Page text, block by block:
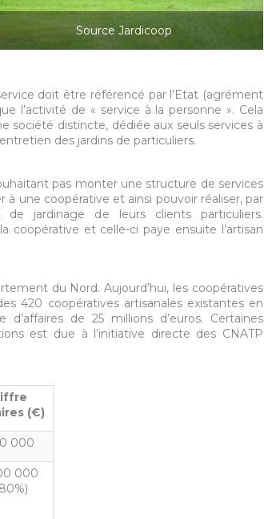
Source Jardicoop
doit être référencé par l’Etat (agrément
l’activité de « service à la personne ». Cela
société distincte, dédiée aux seuls services à
des jardins de particuliers.
pas monter une structure de services
à une coopérative et ainsi pouvoir réaliser, par
jardinage de leurs clients particuliers.
coopérative et celle-ci paye ensuite l’artisan
du Nord. Aujourd’hui, les coopératives
420 coopératives artisanales existantes en
de 25 millions d’euros. Certaines
est due à l’initiative directe des CNATP
(€)
000
000